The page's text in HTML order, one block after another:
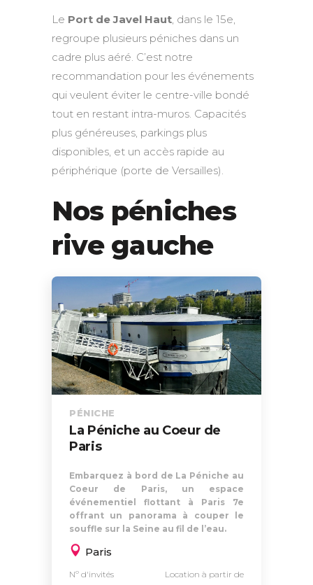
Le Port de Javel Haut, dans le 15e,
regroupe plusieurs péniches dans un
cadre plus aéré. C’est notre
recommandation pour les événements
qui veulent éviter le centre-ville bondé
tout en restant intra-muros. Capacités
plus généreuses, parkings plus
disponibles, et un accès rapide au
périphérique (porte de Versailles).
Nos péniches
rive gauche
PÉNICHE
La Péniche au Coeur de
Paris
Embarquez à bord de La Péniche au
Coeur de Paris, un espace
événementiel flottant à Paris 7e
offrant un panorama à couper le
souffle sur la Seine au fil de l’eau.
Paris
Nº d'invités Location à partir de